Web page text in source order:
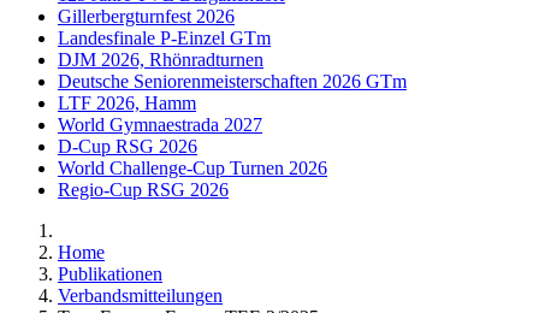
Gillerbergturnfest 2026
Landesfinale P-Einzel GTm
DJM 2026, Rhönradturnen
Deutsche Seniorenmeisterschaften 2026 GTm
LTF 2026, Hamm
World Gymnaestrada 2027
D-Cup RSG 2026
World Challenge-Cup Turnen 2026
Regio-Cup RSG 2026
Home
Publikationen
Verbandsmitteilungen